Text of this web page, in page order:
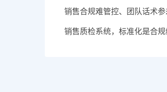
销售合规难管控、团队话术
销售质检系统，标准化是合规